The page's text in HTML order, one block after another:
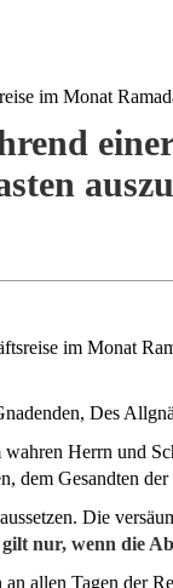
im Monat
im Monat
Des
Herrn und
dem Gesandten
Die
nur, wenn die
allen Tagen der